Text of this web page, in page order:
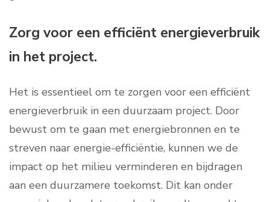
Zorg voor een efficiënt energieverbruik
in het project.
Het is essentieel om te zorgen voor een efficiënt
energieverbruik in een duurzaam project. Door
bewust om te gaan met energiebronnen en te
streven naar energie-efficiëntie, kunnen we de
impact op het milieu verminderen en bijdragen
aan een duurzamere toekomst. Dit kan onder